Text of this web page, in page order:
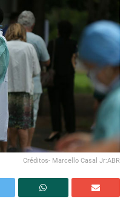
Créditos- Marcello Casal Jr:ABR